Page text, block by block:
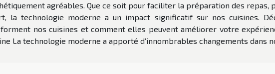
agréables. Que ce soit pour faciliter la préparation des repas,
la technologie moderne a un impact significatif sur nos cuisines.
nos cuisines et comment elles peuvent améliorer votre
La technologie moderne a apporté d’innombrables changements dans